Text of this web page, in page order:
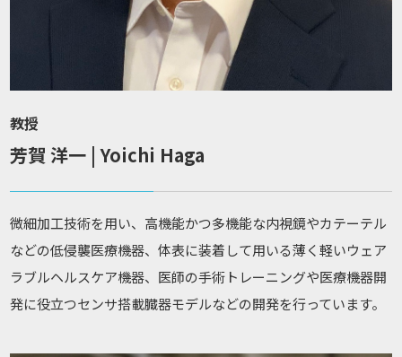
教授
芳賀 洋一 | Yoichi Haga
微細加工技術を用い、高機能かつ多機能な内視鏡やカテーテル
などの低侵襲医療機器、体表に装着して用いる薄く軽いウェア
ラブルヘルスケア機器、医師の手術トレーニングや医療機器開
発に役立つセンサ搭載臓器モデルなどの開発を行っています。